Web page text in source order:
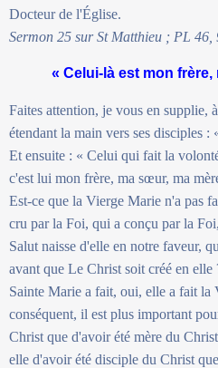
Docteur de l'Église.
Sermon 25 sur St Matthieu ; PL
« Celui-là est mon
Faites attention, je vous en supplie,
étendant la main vers ses disciples :
Et ensuite : « Celui qui fait la
c'est lui mon frère, ma sœur, ma
Est-ce que la Vierge Marie n'a pas
cru par la Foi, qui a conçu par la
Salut naisse d'elle en notre faveur,
avant que Le Christ soit créé en elle
Sainte Marie a fait, oui, elle a fait la
conséquent, il est plus important
Christ que d'avoir été mère du
elle d'avoir été disciple du Christ